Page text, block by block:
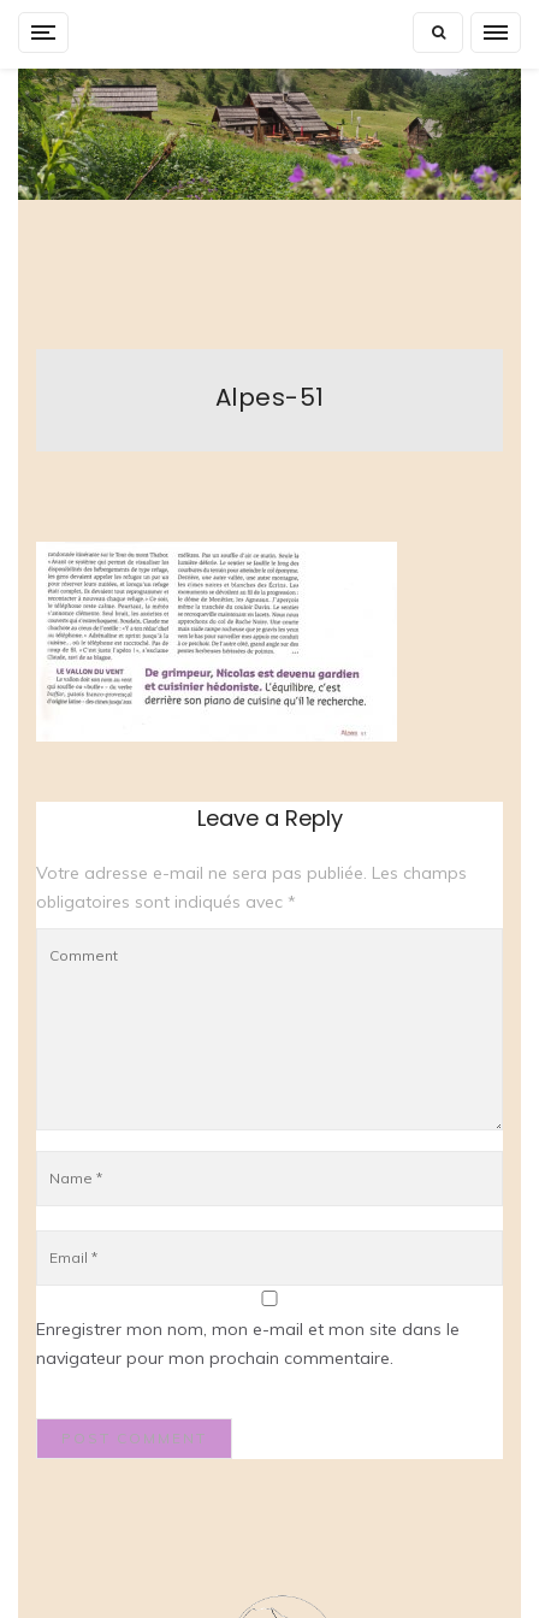
Alpes-51
Leave a Reply
Votre adresse e-mail ne sera pas publiée. Les champs
obligatoires sont indiqués avec *
Enregistrer mon nom, mon e-mail et mon site dans le
navigateur pour mon prochain commentaire.